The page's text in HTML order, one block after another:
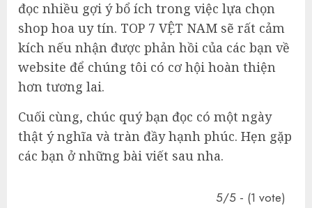
đọc nhiều gợi ý bổ ích trong việc lựa chọn
shop hoa uy tín. TOP 7 VỆT NAM sẽ rất cảm
kích nếu nhận được phản hồi của các bạn về
website để chúng tôi có cơ hội hoàn thiện
hơn tương lai.
Cuối cùng, chúc quý bạn đọc có một ngày
thật ý nghĩa và tràn đầy hạnh phúc. Hẹn gặp
các bạn ở những bài viết sau nha.
5/5 - (1 vote)